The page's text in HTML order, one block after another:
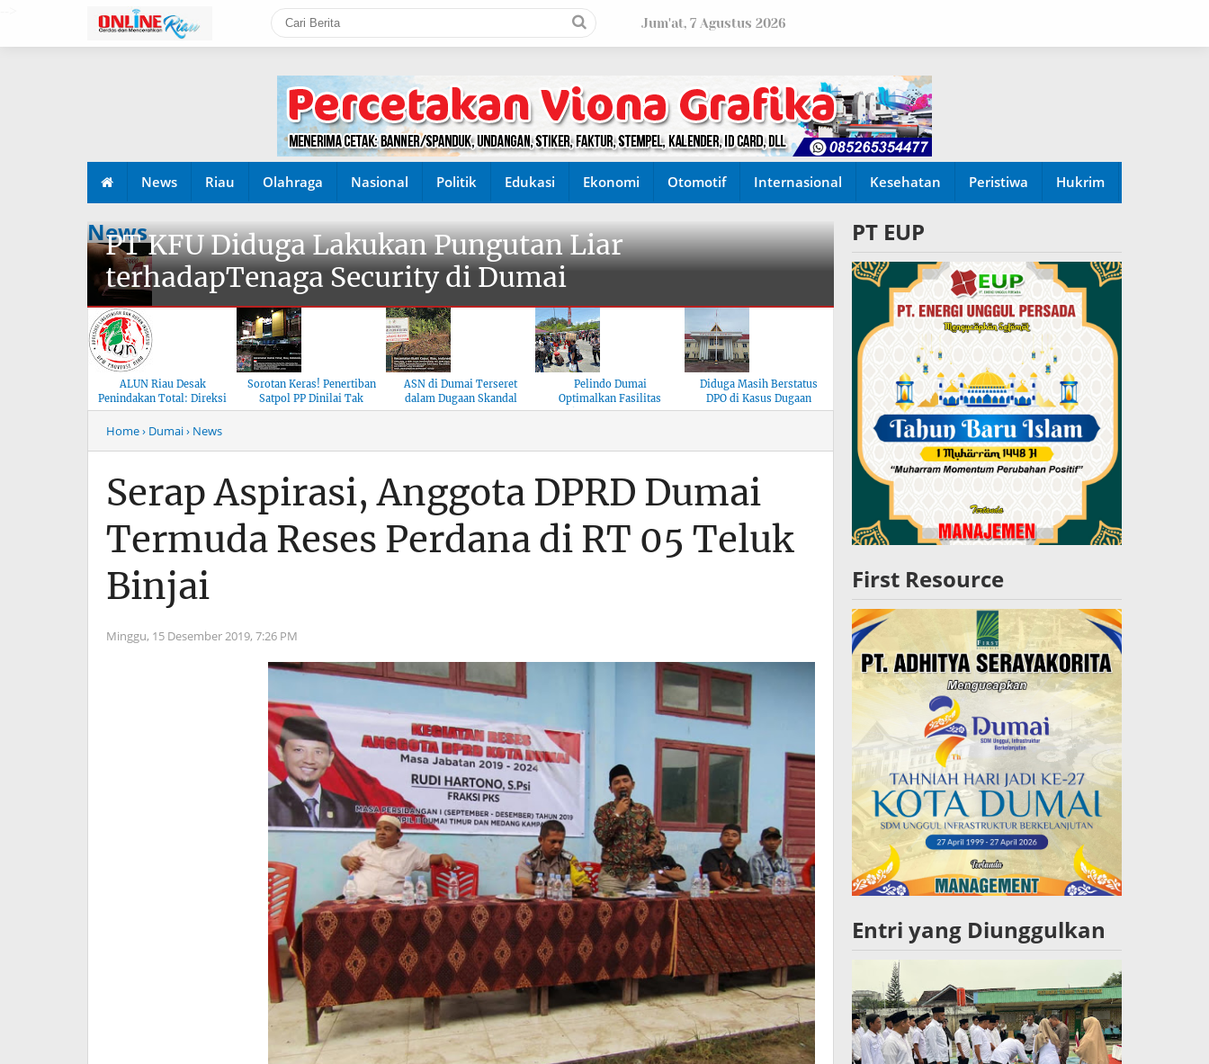
Jum'at, 7 Agustus 2026
News Riau Olahraga Nasional Politik Edukasi Ekonomi Otomotif Internasional Kesehatan Peristiwa Hukrim
News
PT KFU Diduga Lakukan Pungutan Liar
terhadapTenaga Security di Dumai
ALUN Riau Desak
Penindakan Total: Direksi
Musim Mas Harus
Bertanggung Jawab
Sorotan Keras! Penertiban
Satpol PP Dinilai Tak
Menyentuh “Kelas Atas”
ASN di Dumai Terseret
dalam Dugaan Skandal
KSO, Integritas Aparatur
Pelindo Dumai
Optimalkan Fasilitas
untuk Kenyamanan Arus
Diduga Masih Berstatus
DPO di Kasus Dugaan
Pemalsuan Paspor, Polres
Home› Dumai› News
Serap Aspirasi, Anggota DPRD Dumai
Termuda Reses Perdana di RT 05 Teluk
Binjai
Minggu, 15 Desember 2019, 7:26 PM
PT EUP
First Resource
Entri yang Diunggulkan